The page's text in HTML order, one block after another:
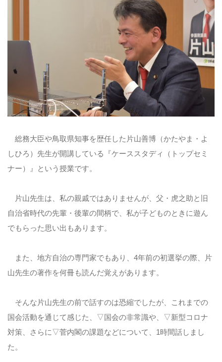
総務大臣や鳥取県知事を歴任した片山善博（かたやま・よ
しひろ）先生が開講している『ケーススタディ（トップセミ
ナー）』という授業です。
片山先生は、私の親戚ではありませんが、父・虎之助と旧
自治省時代の先輩・後輩の間柄で、私が子どものときに遊ん
でもらった思い出もあります。
また、地方自治の専門家でもあり、4年前の初選挙の際、片
山先生の著作を何冊も読んだ覚えがあります。
そんな片山先生の前で話すのは恐縮でしたが、これまでの
国会活動を通じて感じた、▽国会の非常識や、▽新型コロナ
対策、さらに▽菅内閣の課題などについて、1時間話しまし
た。